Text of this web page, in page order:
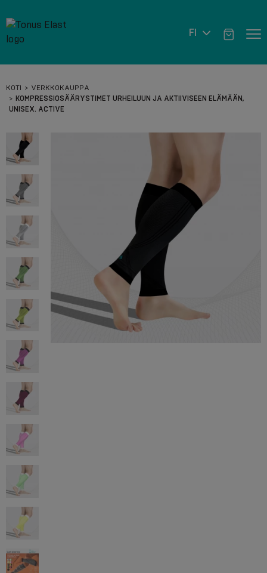
FI
KOTI
VERKKOKAUPPA
KOMPRESSIOSÄÄRYSTIMET URHEILUUN JA AKTIIVISEEN ELÄMÄÄN,
UNISEX. ACTIVE